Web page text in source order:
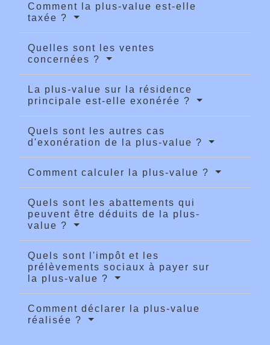
Comment la plus-value est-elle
taxée ?
Quelles sont les ventes
concernées ?
La plus-value sur la résidence
principale est-elle exonérée ?
Quels sont les autres cas
d'exonération de la plus-value ?
Comment calculer la plus-value ?
Quels sont les abattements qui
peuvent être déduits de la plus-
value ?
Quels sont l'impôt et les
prélèvements sociaux à payer sur
la plus-value ?
Comment déclarer la plus-value
réalisée ?